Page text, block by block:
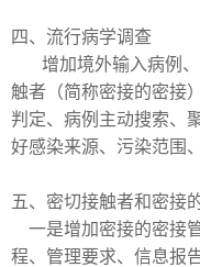
四、流行病学调查
增加境外输入病例
触者（简称密接的密接
判定、病例主动搜索、
好感染来源、污染范围
五、密切接触者和密接
一是增加密接的密接
程、管理要求、信息报